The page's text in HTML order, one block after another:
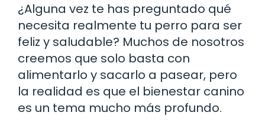
¿Alguna vez te has preguntado qué
necesita realmente tu perro para ser
feliz y saludable? Muchos de nosotros
creemos que solo basta con
alimentarlo y sacarlo a pasear, pero
la realidad es que el bienestar canino
es un tema mucho más profundo.